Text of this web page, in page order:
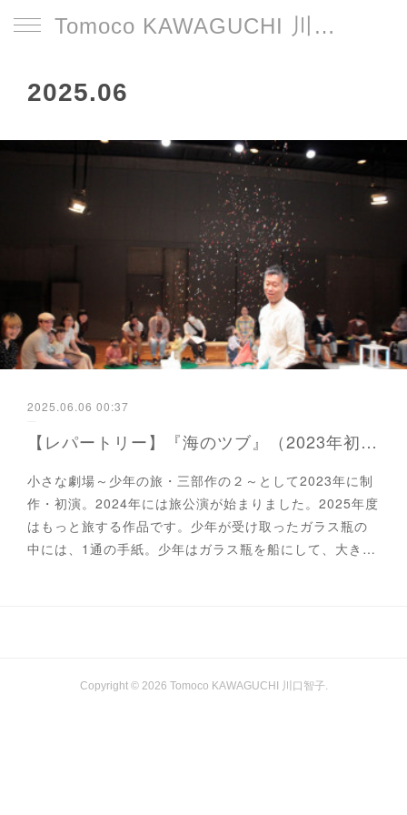
Tomoco KAWAGUCHI 川口智子
2025.06
2025.06.06 00:37
【レパートリー】『海のツブ』（2023年初演）
小さな劇場～少年の旅・三部作の２～として2023年に制
作・初演。2024年には旅公演が始まりました。2025年度
はもっと旅する作品です。少年が受け取ったガラス瓶の
中には、1通の手紙。少年はガラス瓶を船にして、大き…
Copyright © 2026 Tomoco KAWAGUCHI 川口智子.